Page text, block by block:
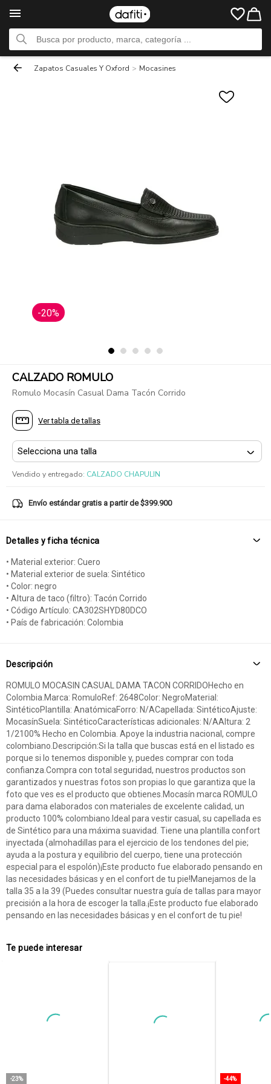
Zapatos Casuales Y Oxford > Mocasines
-20%
CALZADO ROMULO
Romulo Mocasín Casual Dama Tacón Corrido
Ver tabla de tallas
Vendido y entregado: CALZADO CHAPULIN
Envío estándar gratis a partir de $399.900
Detalles y ficha técnica
• Material exterior: Cuero
• Material exterior de suela: Sintético
• Color: negro
• Altura de taco (filtro): Tacón Corrido
• Código Artículo: CA302SHYD80DCO
• País de fabricación: Colombia
Descripción
ROMULO MOCASIN CASUAL DAMA TACON CORRIDOHecho en
Colombia.Marca: RomuloRef: 2648Color: NegroMaterial:
SintéticoPlantilla: AnatómicaForro: N/ACapellada: SintéticoAjuste:
MocasínSuela: SintéticoCaracterísticas adicionales: N/AAltura: 2
1/2100% Hecho en Colombia. Apoye la industria nacional, compre
colombiano.Descripción:Si la talla que buscas está en el listado es
porque si lo tenemos disponible y, puedes comprar con toda
confianza.Compra con total seguridad, nuestros productos son
garantizados y nuestras fotos son propias lo que garantiza que la
foto que ves es el producto que obtienes.Mocasín marca ROMULO
para dama elaborados con materiales de excelente calidad, un
producto 100% colombiano.Ideal para vestir casual, su capellada es
de Sintético para una máxima suavidad. Tiene una plantilla confort
inyectada (almohadillas para el ejercicio de los tendones del pie;
ayuda a la postura y equilibrio del cuerpo, tiene una protección
especial para el espolón)¡Este producto fue elaborado pensando en
las necesidades básicas y en el confort de tu pie!Manejamos de la
talla 35 a la 39 (Puedes consultar nuestra guía de tallas para mayor
precisión a la hora de escoger la talla.¡Este producto fue elaborado
pensando en las necesidades básicas y en el confort de tu pie!
Te puede interesar
-23% -44%